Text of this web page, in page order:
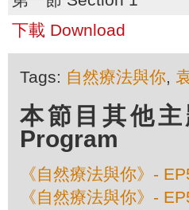
下載 Download
Tags: 自然療法與你,
本節目其他
Program
《自然療法與你》-
《自然療法與你》-